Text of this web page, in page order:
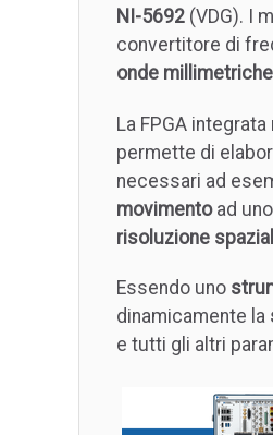
NI-5692 (VDG). I
convertitore di
onde
La FPGA
permette di
necessari ad
movimentoad
risoluzione
Essendo uno
dinamicamente la
e tutti gli altri